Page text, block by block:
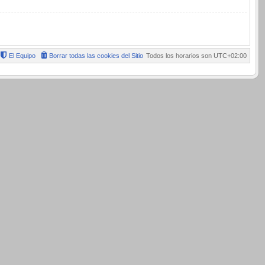
Todos los horarios son UTC+02:00
Borrar todas las cookies del Sitio
El Equipo